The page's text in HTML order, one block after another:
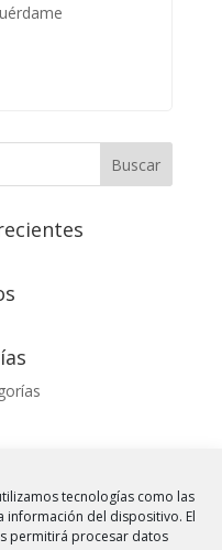
tecnologías como las
información del dispositivo. El
permitirá procesar datos